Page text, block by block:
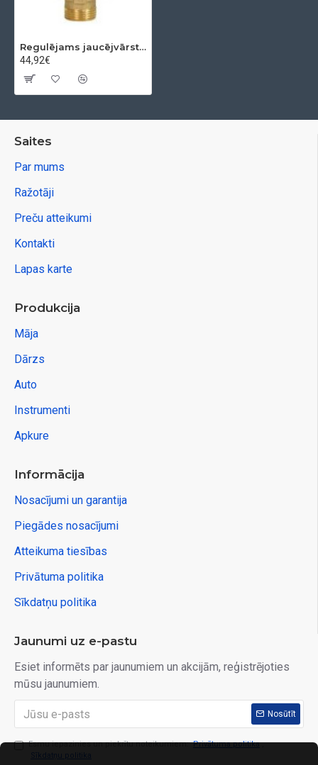
Regulējams jaucējvārsts MIX T 25(1''a)-35/60 C 2.5kvs
44,92€
Saites
Par mums
Ražotāji
Preču atteikumi
Kontakti
Lapas karte
Produkcija
Māja
Dārzs
Auto
Instrumenti
Apkure
Informācija
Nosacījumi un garantija
Piegādes nosacījumi
Atteikuma tiesības
Privātuma politika
Sīkdatņu politika
Jaunumi uz e-pastu
Esiet informēts par jaunumiem un akcijām, reģistrējoties
mūsu jaunumiem.
Nosūtīt
Esmu iepazinies un piekrītu noteikumiem: Privātuma politika ,
Sīkdatņu politika